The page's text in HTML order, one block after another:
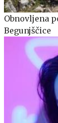
Obnovljena
Begunjščice